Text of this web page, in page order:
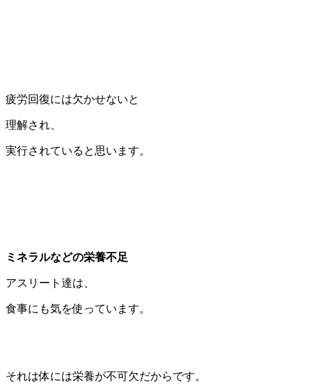
疲労回復には欠かせないと
理解され、
実行されていると思います。
ミネラルなどの栄養不足
アスリート達は、
食事にも気を使っています。
それは体には栄養が不可欠だからです。